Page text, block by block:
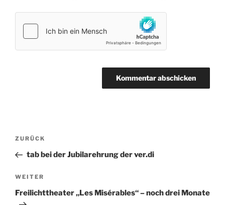
Beitragsnavigation
Vorheriger
Beitrag
ZURÜCK
tab bei der Jubilarehrung der ver.di
Nächster
Beitrag
WEITER
Freilichttheater „Les Misérables“ – noch drei Monate